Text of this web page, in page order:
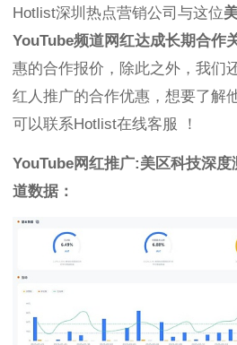
Hotlist深圳热点营销公司与这位
YouTube频道网红达成长期合作
惠的合作报价，除此之外，我们
红人推广的合作优惠，想要了解
可以联系Hotlist在线客服 ！
YouTube网红推广:美区科技深
道数据：